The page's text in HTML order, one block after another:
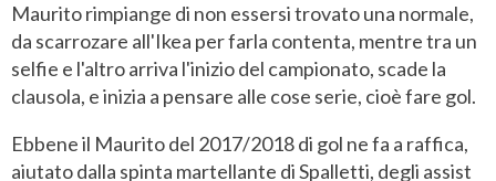
Maurito rimpiange di non essersi trovato una normale,
da scarrozare all'Ikea per farla contenta, mentre tra un
selfie e l'altro arriva l'inizio del campionato, scade la
clausola, e inizia a pensare alle cose serie, cioè fare gol.
Ebbene il Maurito del 2017/2018 di gol ne fa a raffica,
aiutato dalla spinta martellante di Spalletti, degli assist